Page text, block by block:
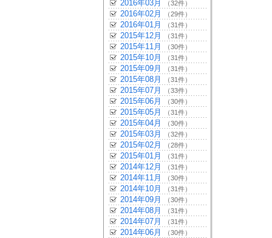
2016年03月 （32件）
2016年02月 （29件）
2016年01月 （31件）
2015年12月 （31件）
2015年11月 （30件）
2015年10月 （31件）
2015年09月 （31件）
2015年08月 （31件）
2015年07月 （33件）
2015年06月 （30件）
2015年05月 （31件）
2015年04月 （30件）
2015年03月 （32件）
2015年02月 （28件）
2015年01月 （31件）
2014年12月 （31件）
2014年11月 （30件）
2014年10月 （31件）
2014年09月 （30件）
2014年08月 （31件）
2014年07月 （31件）
2014年06月 （30件）